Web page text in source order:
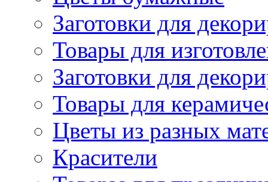
Заготовки для
Товары для
Заготовки для
Товары для
Цветы из разных
Красители